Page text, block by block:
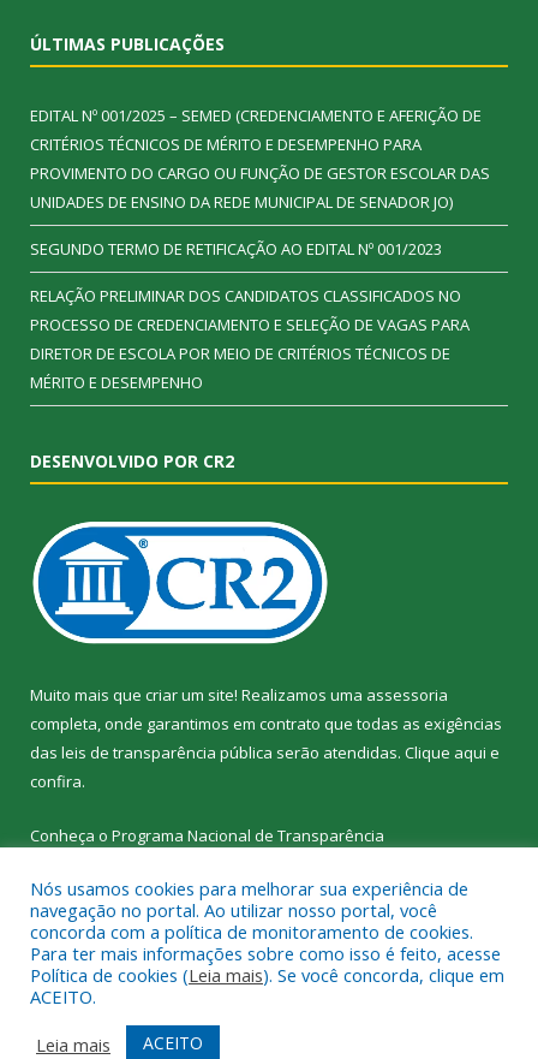
ÚLTIMAS PUBLICAÇÕES
EDITAL Nº 001/2025 – SEMED (CREDENCIAMENTO E AFERIÇÃO DE
CRITÉRIOS TÉCNICOS DE MÉRITO E DESEMPENHO PARA
PROVIMENTO DO CARGO OU FUNÇÃO DE GESTOR ESCOLAR DAS
UNIDADES DE ENSINO DA REDE MUNICIPAL DE SENADOR JO)
SEGUNDO TERMO DE RETIFICAÇÃO AO EDITAL Nº 001/2023
RELAÇÃO PRELIMINAR DOS CANDIDATOS CLASSIFICADOS NO
PROCESSO DE CREDENCIAMENTO E SELEÇÃO DE VAGAS PARA
DIRETOR DE ESCOLA POR MEIO DE CRITÉRIOS TÉCNICOS DE
MÉRITO E DESEMPENHO
DESENVOLVIDO POR CR2
Muito mais que criar um site! Realizamos uma assessoria
completa, onde garantimos em contrato que todas as exigências
das leis de transparência pública serão atendidas. Clique aqui e
confira.
Conheça o Programa Nacional de Transparência
Todos os direitos reservados a SEMED – Secretaria Municipal de
Educação de Senador José Porfírio.
Mapa do Site
Acessar Área Administrativa
Nós usamos cookies para melhorar sua experiência de
navegação no portal. Ao utilizar nosso portal, você
concorda com a política de monitoramento de cookies.
Para ter mais informações sobre como isso é feito, acesse
Política de cookies (Leia mais). Se você concorda, clique em
ACEITO.
Leia mais
ACEITO